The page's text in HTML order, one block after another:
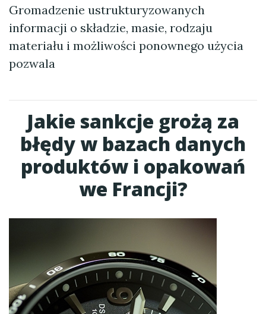
Gromadzenie ustrukturyzowanych
informacji o składzie, masie, rodzaju
materiału i możliwości ponownego użycia
pozwala
Jakie sankcje grożą za
błędy w bazach danych
produktów i opakowań
we Francji?